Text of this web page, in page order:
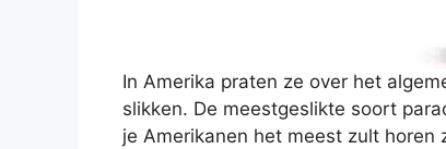
In Amerika praten ze over het
slikken. De meestgeslikte soort
je Amerikanen het meest zult